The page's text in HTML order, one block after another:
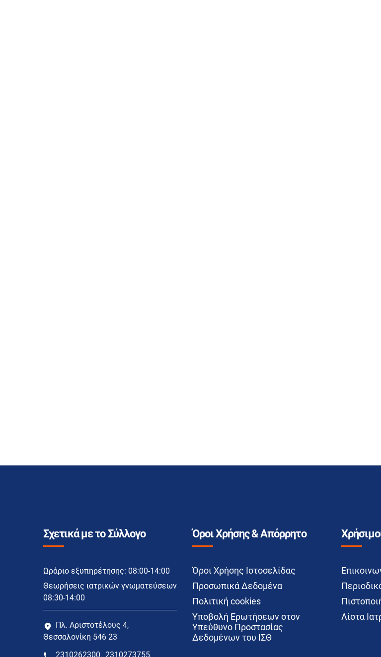
Σχετικά με το Σύλλογο
Ωράριο εξυπηρέτησης: 08:00-14:00
Θεωρήσεις ιατρικών γνωματεύσεων
08:30-14:00
Πλ. Αριστοτέλους 4,
Θεσσαλονίκη 546 23
2310262300, 2310273755,
Όροι Χρήσης & Απόρρητο
Όροι Χρήσης Ιστοσελίδας
Προσωπικά Δεδομένα
Πολιτική cookies
Υποβολή Ερωτήσεων στον
Υπεύθυνο Προστασίας
Δεδομένων του ΙΣΘ
Λίστα